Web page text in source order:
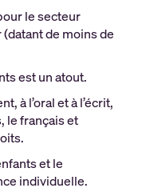
le secteur
de moins de
est un atout.
à l’oral et à l’écrit,
le français et
et le
individuelle.